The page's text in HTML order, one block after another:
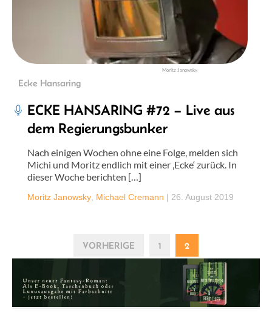
Moritz Janowsky
Ecke Hansaring
ECKE HANSARING #72 – Live aus
dem Regierungsbunker
Nach einigen Wochen ohne eine Folge, melden sich
Michi und Moritz endlich mit einer ‚Ecke‘ zurück. In
dieser Woche berichten […]
Moritz Janowsky Michael Cremann | 26. August 2019
VORHERIGE 1 2